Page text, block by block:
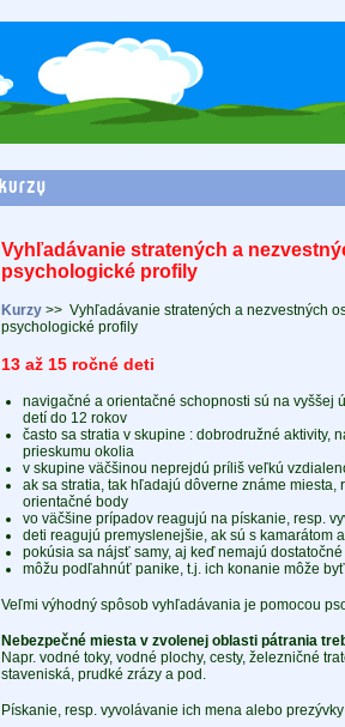
Vyhľadávanie stratených a
psychologické profily
Kurzy>> Vyhľadávanie stratených a nezvestných
psychologické profily
13 až 15 ročné deti
navigačné a orientačné schopnosti sú na vyššej
detí do 12 rokov
často sa stratia v skupine : dobrodružné aktivity,
prieskumu okolia
v skupine väčšinou neprejdú príliš veľkú
ak sa stratia, tak hľadajú dôverne známe miesta,
orientačné body
vo väčšine prípadov reagujú na pískanie, resp.
deti reagujú premyslenejšie, ak sú s kamarátom
pokúsia sa nájsť samy, aj keď nemajú
môžu podľahnúť panike, t.j. ich konanie môže
Veľmi výhodný spôsob vyhľadávania je pomocou
Nebezpečné miesta v zvolenej oblasti pátrania
Napr. vodné toky, vodné plochy, cesty, železničné
staveniská, prudké zrázy a pod.
Pískanie, resp. vyvolávanie ich mena alebo